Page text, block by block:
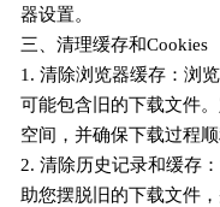
器设置。
三、清理缓存和Cookies
1. 清除浏览器缓存：浏
可能包含旧的下载文件
空间，并确保下载过程顺
2. 清除历史记录和缓存
助您摆脱旧的下载文件